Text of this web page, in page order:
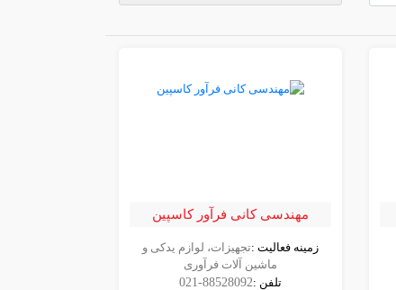
مهندسی کانی فرآور کاسپین
مشاهده
شرکت
زمینه فعالیت :تجهیزات، لوازم یدکی و
ماشین آلات فرآوری
تلفن :021-88528092